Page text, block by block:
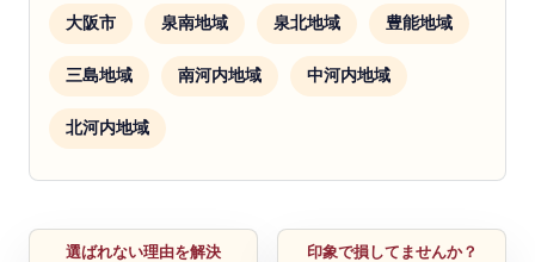
大阪市 泉南地域 泉北地域 豊能地域
三島地域 南河内地域 中河内地域
北河内地域
選ばれない理由を解決 印象で損してませんか？